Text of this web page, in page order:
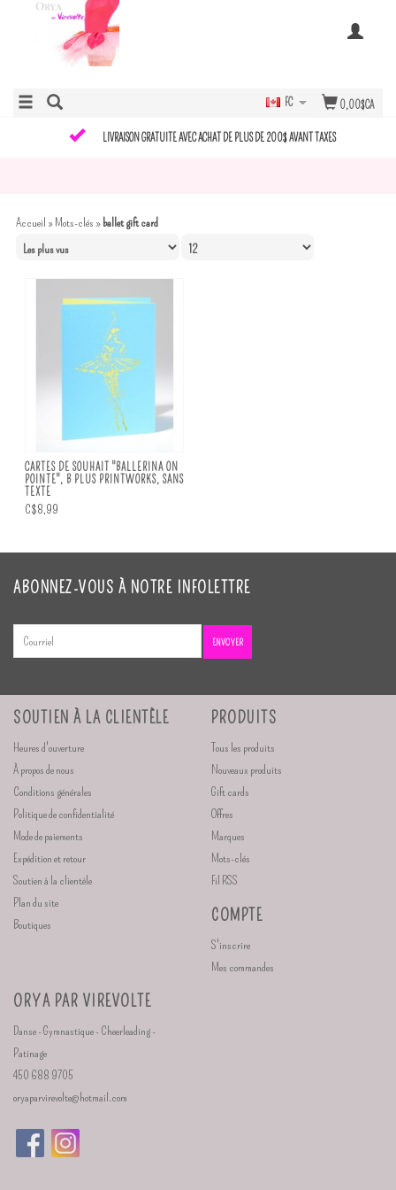
0,00$CA
FC
LIVRAISON GRATUITE AVEC ACHAT DE PLUS DE 200$ AVANT TAXES
Accueil »Mots-clés » ballet gift card
CARTES DE SOUHAIT "BALLERINA ON
POINTE", B PLUS PRINTWORKS, SANS
TEXTE
C$8,99
ABONNEZ-VOUS À NOTRE INFOLETTRE
ENVOYER
SOUTIEN À LA CLIENTÈLE
Heures d'ouverture
À propos de nous
Conditions générales
Politique de confidentialité
Mode de paiements
Expédition et retour
Soutien à la clientèle
Plan du site
Boutiques
PRODUITS
Tous les produits
Nouveaux produits
Gift cards
Offres
Marques
Mots-clés
Fil RSS
COMPTE
S'inscrire
Mes commandes
ORYA PAR VIREVOLTE
Danse - Gymnastique - Cheerleading -
Patinage
450 688 9705
oryaparvirevolte@hotmail.com